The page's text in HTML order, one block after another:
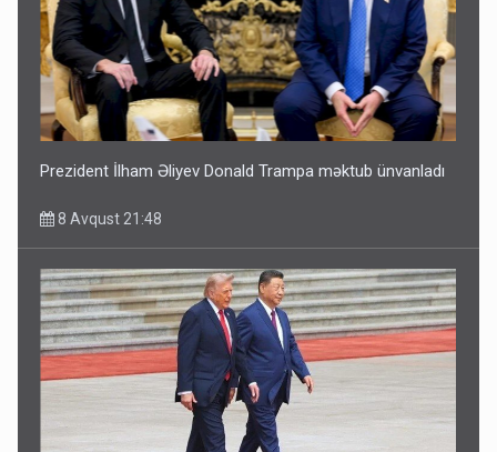
Prezident İlham Əliyev Donald Trampa məktub ünvanladı
8 Avqust 21:48